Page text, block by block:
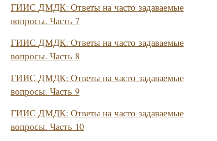
ГИИС ДМДК: Ответы на часто задаваемые
вопросы. Часть 7
ГИИС ДМДК: Ответы на часто задаваемые
вопросы. Часть 8
ГИИС ДМДК: Ответы на часто задаваемые
вопросы. Часть 9
ГИИС ДМДК: Ответы на часто задаваемые
вопросы. Часть 10